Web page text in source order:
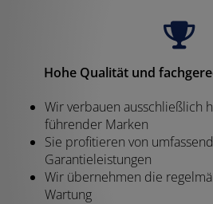
Hohe Qualität und
Wir verbauen ausschließlich
führender Marken
Sie profitieren von
Garantieleistungen
Wir übernehmen die
Wartung